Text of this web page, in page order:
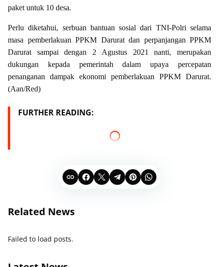
paket untuk 10 desa.
Perlu diketahui, serbuan bantuan sosial dari TNI-Polri selama
masa pemberlakuan PPKM Darurat dan perpanjangan PPKM
Darurat sampai dengan 2 Agustus 2021 nanti, merupakan
dukungan kepada pemerintah dalam upaya percepatan
penanganan dampak ekonomi pemberlakuan PPKM Darurat.
(Aan/Red)
FURTHER READING:
Related News
Failed to load posts.